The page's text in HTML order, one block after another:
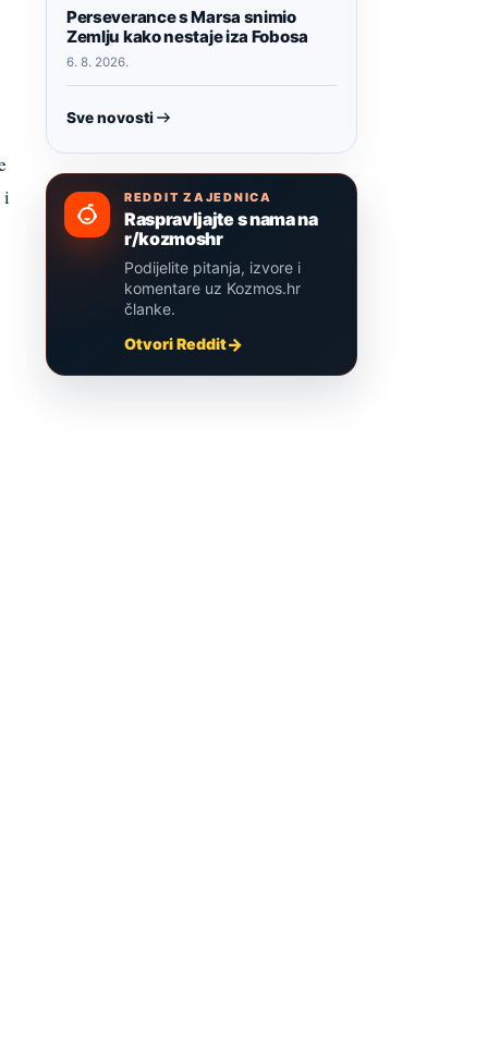
i
Perseverance s Marsa snimio
Zemlju kako nestaje iza Fobosa
6. 8. 2026.
Sve novosti
REDDIT ZAJEDNICA
Raspravljajte s nama na
r/kozmoshr
Podijelite pitanja, izvore i
komentare uz Kozmos.hr
članke.
Otvori Reddit